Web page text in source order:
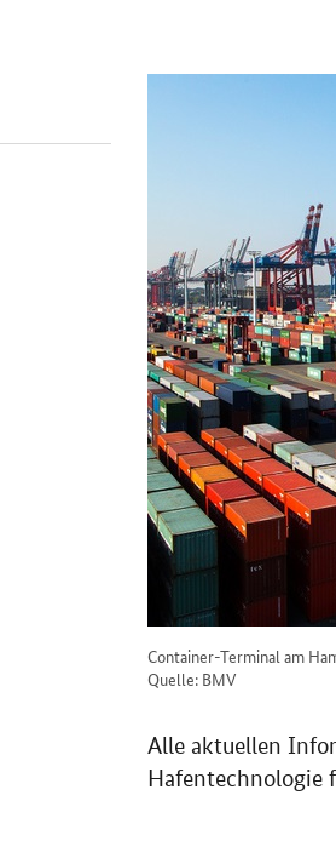
Container-Terminal am
Quelle: BMV
Alle aktuellen
Hafentechnologie